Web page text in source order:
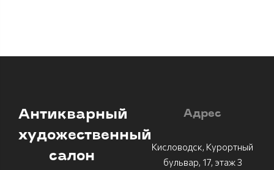
Антикварный
художественный
салон
Адрес
Кисловодск, Курортный
бульвар, 17, этаж 3